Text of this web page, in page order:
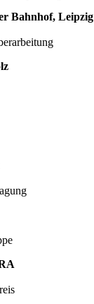
Bahnhof, Leipzig